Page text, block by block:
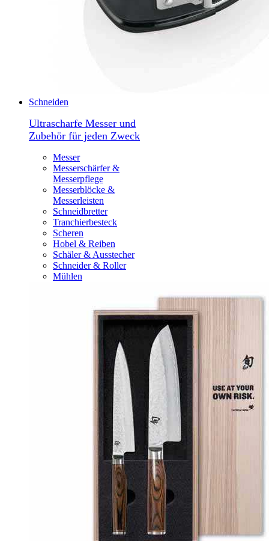
Schneiden
Ultrascharfe Messer und
Zubehör für jeden Zweck
Messer
Messerschärfer &
Messerpflege
Messerblöcke &
Messerleisten
Schneidbretter
Tranchierbesteck
Scheren
Hobel & Reiben
Schäler & Ausstecher
Schneider & Roller
Mühlen